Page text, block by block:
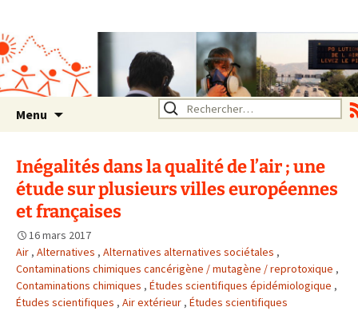
Rhône Alpes
Un environnement sain pour
la santé de tous
Menu Rechercher :
Inégalités dans la qualité de l’air ; une
étude sur plusieurs villes européennes
et françaises
16 mars 2017
Air , Alternatives , Alternatives alternatives sociétales ,
Contaminations chimiques cancérigène / mutagène / reprotoxique ,
Contaminations chimiques , Études scientifiques épidémiologique ,
Études scientifiques , Air extérieur , Études scientifiques